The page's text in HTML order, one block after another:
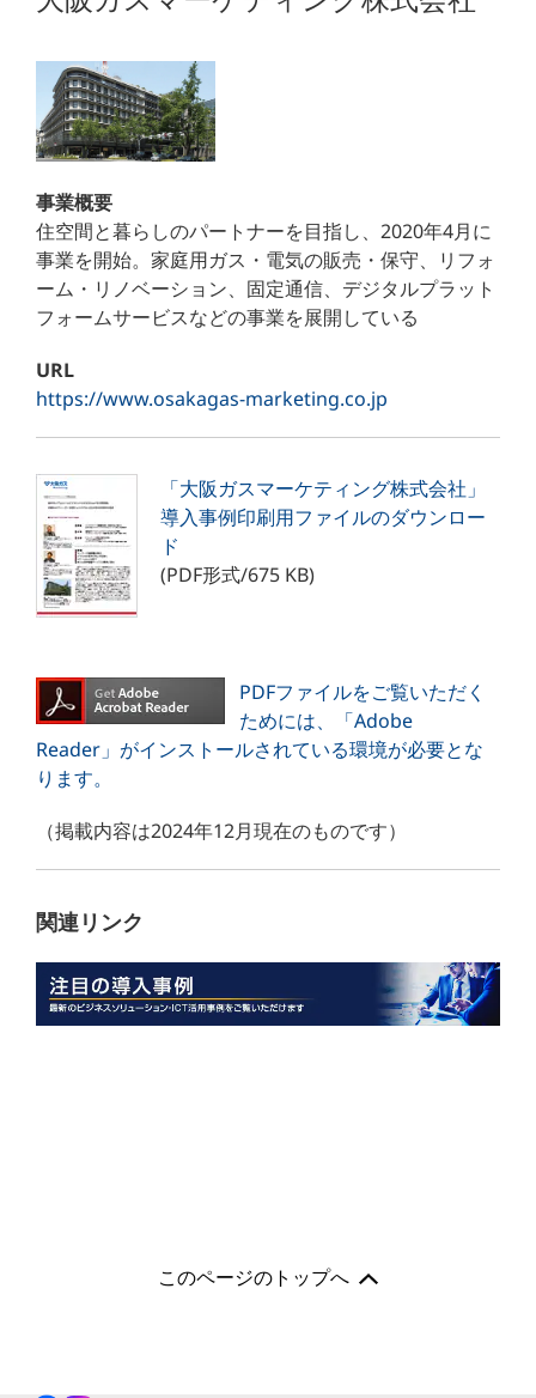
事業概要
住空間と暮らしのパートナーを目指し、2020年4月に
事業を開始。家庭用ガス・電気の販売・保守、リフォ
ーム・リノベーション、固定通信、デジタルプラット
フォームサービスなどの事業を展開している
URL
https://www.osakagas-marketing.co.jp
「大阪ガスマーケティング株式会社」
導入事例印刷用ファイルのダウンロー
ド
(PDF形式/675 KB)
PDFファイルをご覧いただく
ためには、「Adobe
Reader」がインストールされている環境が必要とな
ります。
（掲載内容は2024年12月現在のものです）
関連リンク
このページのトップへ